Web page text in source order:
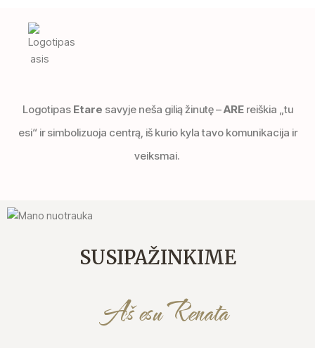
Logotipas Etare savyje neša gilią žinutę –AREreiškia „tu
esi“ ir simbolizuoja centrą, iš kurio kyla tavo komunikacija ir
veiksmai.
SUSIPAŽINKIME
Aš esu Renata